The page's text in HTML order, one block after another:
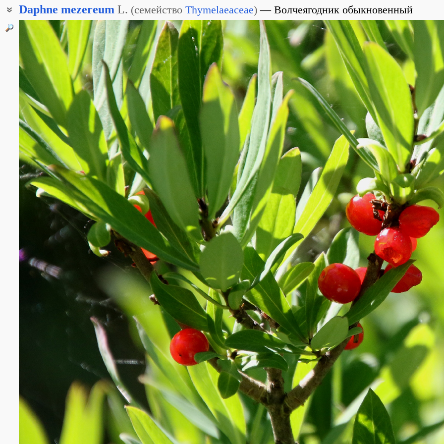
Daphne mezereum L. (семейство Thymelaeaceae) Волчеягодник обыкновенный
Волчеягодник смертельный
Волчник обыкновенный
Волчье лыко
Волчья ягода